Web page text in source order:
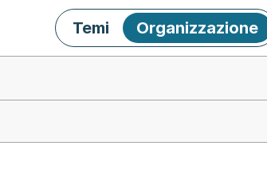
Temi Organizzazione